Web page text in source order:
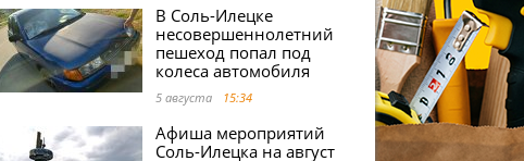
В Соль-Илецке
несовершеннолетний
пешеход попал под
колеса автомобиля
5 августа 15:34
Афиша мероприятий
Соль-Илецка на август